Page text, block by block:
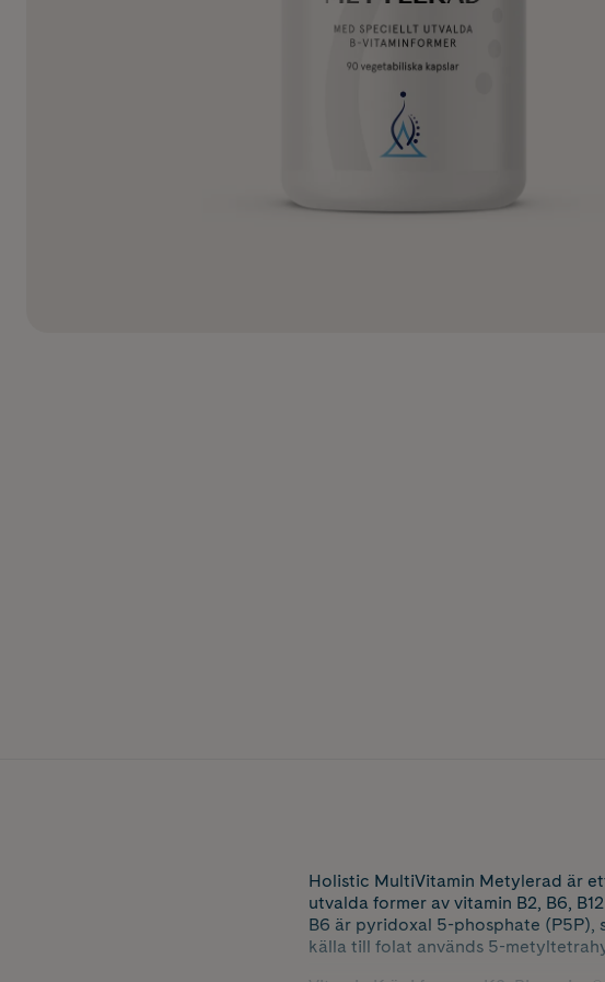
Holistic MultiVitamin Metylerad är
utvalda former av vitamin B2, B6,
B6 är pyridoxal 5-phosphate (P5P),
källa till folat används 5-